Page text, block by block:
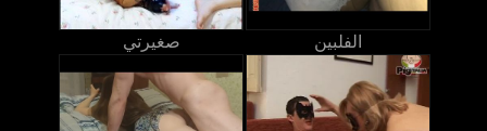
صغيرتي الفلبين